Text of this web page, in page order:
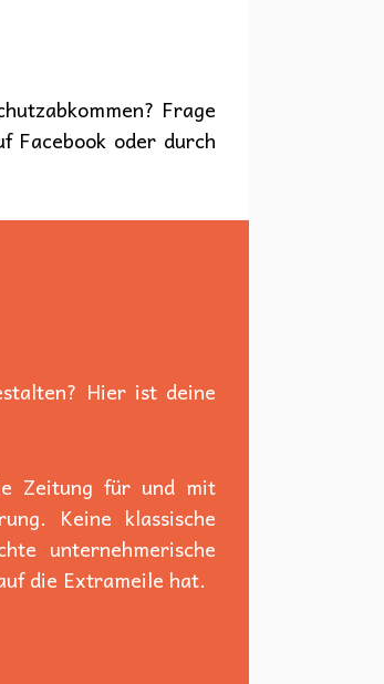
Frage
Facebook oder durch
Hier ist deine
Zeitung für und mit
Keine klassische
unternehmerische
die Extrameile hat.